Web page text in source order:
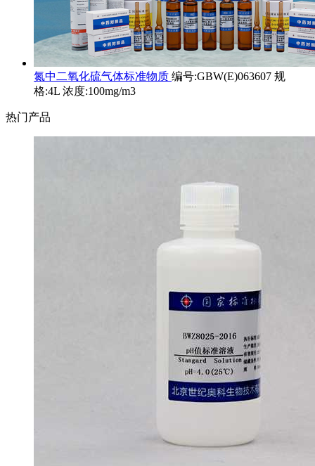
氮中二氧化硫气体标准物质 编号:GBW(E)063607 规
格:4L 浓度:100mg/m3
热门产品